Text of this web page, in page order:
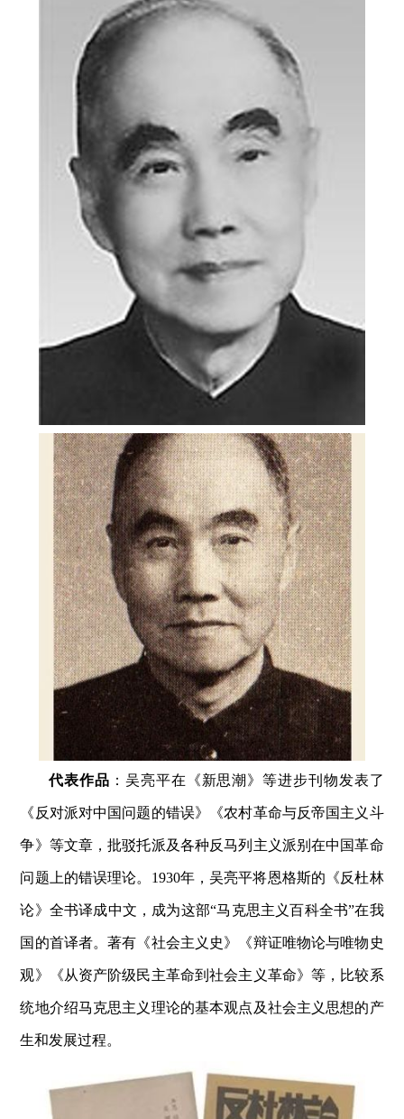
代表作品 ：吴亮平在《新思潮》等进步刊物发表了
《反对派对中国问题的错误》《农村革命与反帝国主义斗
争》等文章，批驳托派及各种反马列主义派别在中国革命
问题上的错误理论。1930年，吴亮平将恩格斯的《反杜林
论》全书译成中文，成为这部“马克思主义百科全书”在我
国的首译者。著有《社会主义史》《辩证唯物论与唯物史
观》《从资产阶级民主革命到社会主义革命》等，比较系
统地介绍马克思主义理论的基本观点及社会主义思想的产
生和发展过程。